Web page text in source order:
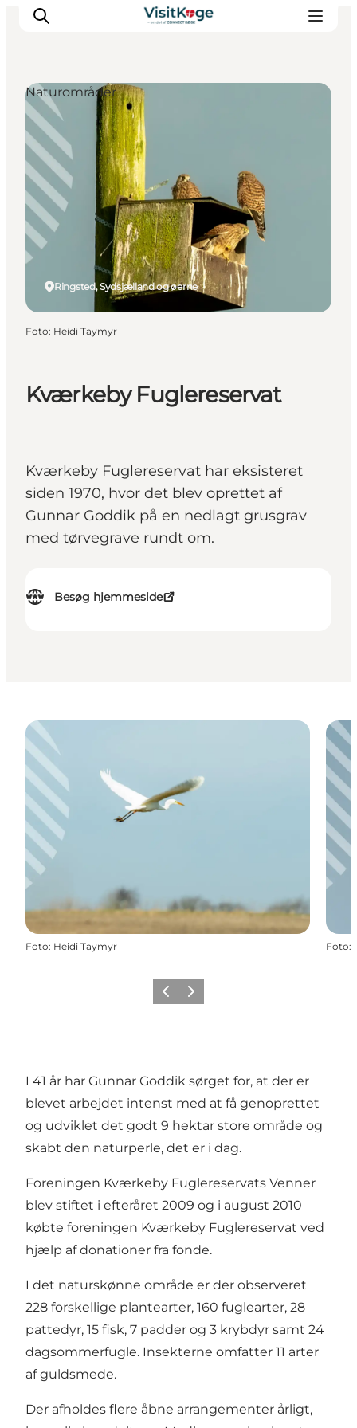
Sommerferie
Oplevelser
Kano
Det sker
Spisesteder
Overnatning
Outdoor
Kværkeby Fuglereservat
Kværkeby Fuglereservat har eksisteret
siden 1970, hvor det blev oprettet af
Gunnar Goddik på en nedlagt grusgrav
med tørvegrave rundt om.
Besøg hjemmeside
Ringsted, Sydsjælland og øerne
Naturområder
Foto: Heidi Taymyr
Foto: Heidi Taymyr Foto:
Forrige billede
Næste billede
I 41 år har Gunnar Goddik sørget for, at der er
blevet arbejdet intenst med at få genoprettet
og udviklet det godt 9 hektar store område og
skabt den naturperle, det er i dag.
Foreningen Kværkeby Fuglereservats Venner
blev stiftet i efteråret 2009 og i august 2010
købte foreningen Kværkeby Fuglereservat ved
hjælp af donationer fra fonde.
I det naturskønne område er der observeret
228 forskellige plantearter, 160 fuglearter, 28
pattedyr, 15 fisk, 7 padder og 3 krybdyr samt 24
dagsommerfugle. Insekterne omfatter 11 arter
af guldsmede.
Der afholdes flere åbne arrangementer årligt,